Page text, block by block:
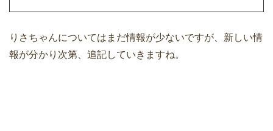
りさちゃんについてはまだ情報が少ないですが、新しい情
報が分かり次第、追記していきますね。